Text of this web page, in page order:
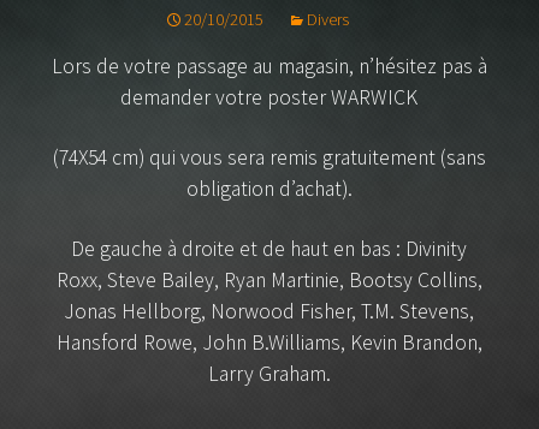
20/10/2015 Divers
Lors de votre passage au magasin, n’hésitez pas à
demander votre poster WARWICK
(74X54 cm) qui vous sera remis gratuitement (sans
obligation d’achat).
De gauche à droite et de haut en bas : Divinity
Roxx, Steve Bailey, Ryan Martinie, Bootsy Collins,
Jonas Hellborg, Norwood Fisher, T.M. Stevens,
Hansford Rowe, John B.Williams, Kevin Brandon,
Larry Graham.